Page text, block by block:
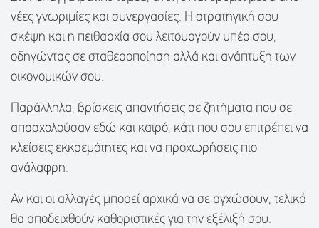
νέες γνωριμίες και συνεργασίες. Η στρατηγική σου
σκέψη και η πειθαρχία σου λειτουργούν υπέρ σου,
οδηγώντας σε σταθεροποίηση αλλά και ανάπτυξη των
οικονομικών σου.
Παράλληλα, βρίσκεις απαντήσεις σε ζητήματα που σε
απασχολούσαν εδώ και καιρό, κάτι που σου επιτρέπει να
κλείσεις εκκρεμότητες και να προχωρήσεις πιο
ανάλαφρη.
Αν και οι αλλαγές μπορεί αρχικά να σε αγχώσουν, τελικά
θα αποδειχθούν καθοριστικές για την εξέλιξή σου.